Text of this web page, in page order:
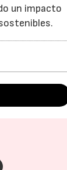
un impacto